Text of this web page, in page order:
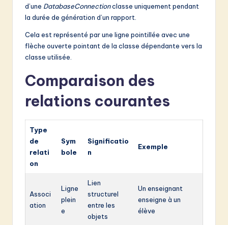
d’une DatabaseConnectionclasse uniquement pendant
la durée de génération d’un rapport.
Cela est représenté par une ligne pointillée avec une
flèche ouverte pointant de la classe dépendante vers la
classe utilisée.
Comparaison des
relations courantes
Type
de
relati
on
Sym
bole
Significatio
n
Exemple
Associ
ation
Ligne
plein
e
Lien
structurel
entre les
objets
Un enseignant
enseigne à un
élève